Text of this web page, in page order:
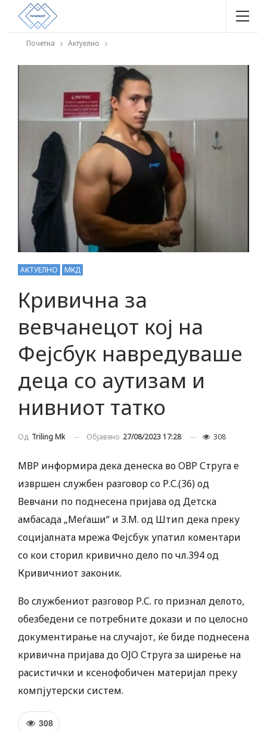
Почетна Актуелно
АКТУЕЛНО МКД
Кривична за
вевчанецот кој на
Фејсбук навредуваше
деца со аутизам и
нивниот татко
Од Triling Mk Објавено 27/08/2023 17:28 308
МВР информира дека денеска во ОВР Струга е
извршен службен разговор со Р.С.(36) од
Вевчани по поднесена пријава од Детска
амбасада „Меѓаши“ и З.М. од Штип дека преку
социјалната мрежа Фејсбук упатил коментари
со кои сторил кривично дело по чл.394 од
Кривичниот законик.
Во службениот разговор Р.С. го признал делото,
обезбедени се потребните докази и по целосно
документирање на случајот, ќе биде поднесена
кривична пријава до ОЈО Струга за ширење на
расистички и ксенофобичен материјал преку
компјутерски систем.
308